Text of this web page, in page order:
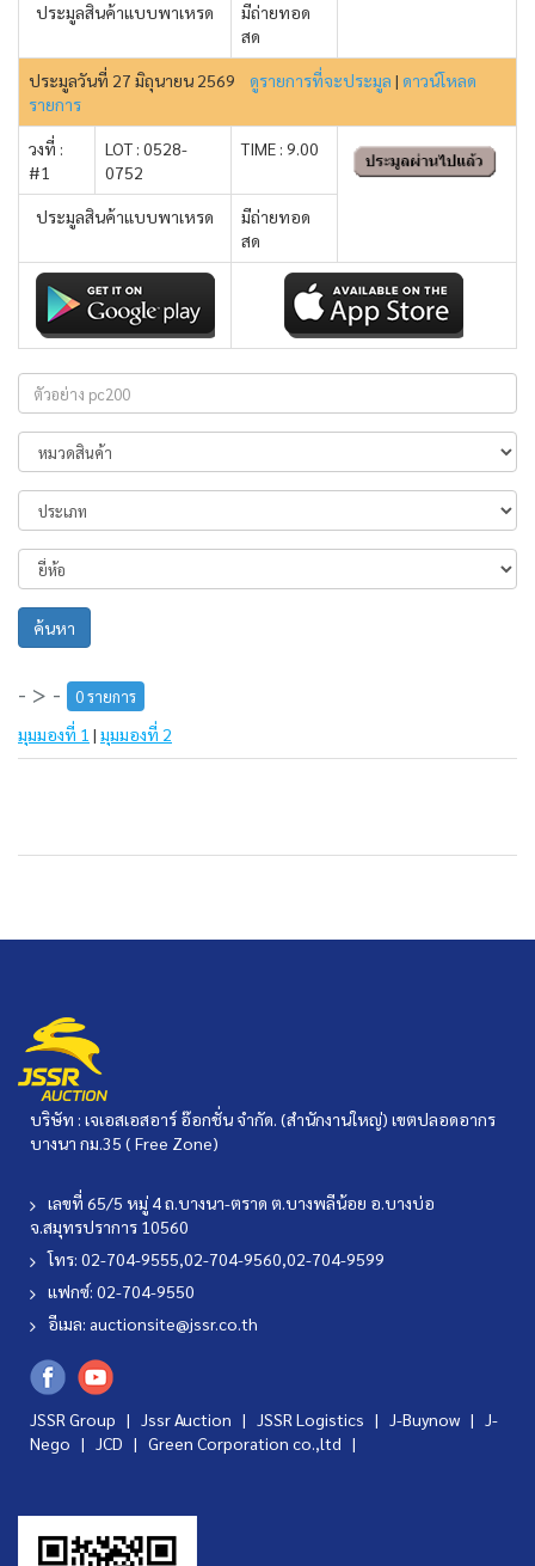
ประมูลสินค้าแบบพาเหรด
มีถ่ายทอด
สด
ประมูลวันที่ 27 มิถุนายน 2569 ดูรายการที่จะประมูล | ดาวน์โหลด
รายการ
วงที่ :
#1
LOT : 0528-
0752
TIME : 9.00
ประมูลสินค้าแบบพาเหรด
มีถ่ายทอด
สด
ค้นหา
- > - 0 รายการ
มุมมองที่ 1 | มุมมองที่ 2
บริษัท : เจเอสเอสอาร์ อ๊อกชั่น จำกัด. (สำนักงานใหญ่) เขตปลอดอากร
บางนา กม.35 ( Free Zone)
เลขที่ 65/5 หมู่ 4 ถ.บางนา-ตราด ต.บางพลีน้อย อ.บางบ่อ
จ.สมุทรปราการ 10560
โทร: 02-704-9555,02-704-9560,02-704-9599
แฟกซ์: 02-704-9550
อีเมล: auctionsite@jssr.co.th
JSSR Group | Jssr Auction | JSSR Logistics | J-Buynow | J-
Nego | JCD | Green Corporation co.,ltd |